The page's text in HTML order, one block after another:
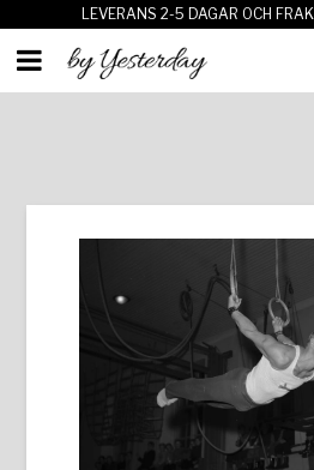
LEVERANS 2-5 DAGAR OCH